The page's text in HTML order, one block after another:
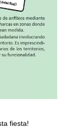
fiesta!